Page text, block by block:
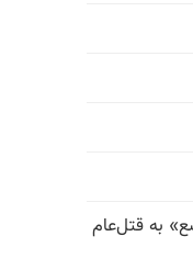
به قتل‌عام